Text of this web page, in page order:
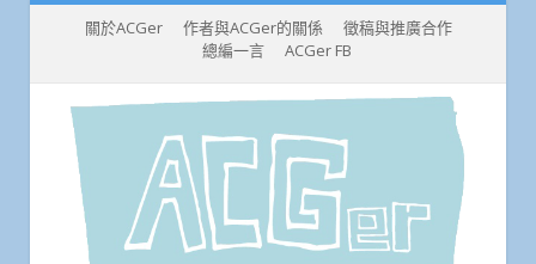
關於ACGer 作者與ACGer的關係
徵稿與推廣合作
總編一言
ACGer FB